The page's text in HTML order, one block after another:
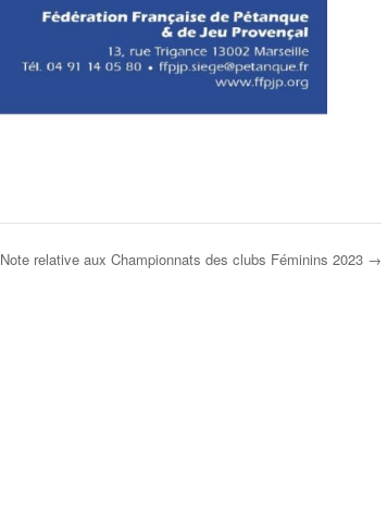
Note relative aux Championnats des clubs Féminins 2023 →